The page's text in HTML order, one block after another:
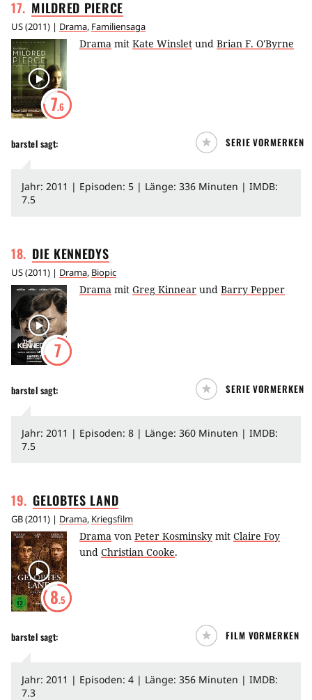
17. MILDRED PIERCE
US(2011) | Drama, Familiensaga
7.6
Drama mit Kate Winslet und Brian F. O'Byrne
barstel sagt: SERIE VORMERKEN
Jahr: 2011 | Episoden: 5 | Länge: 336 Minuten | IMDB:
7.5
18. DIE KENNEDYS
US(2011) | Drama, Biopic
7
Drama mit Greg Kinnear und Barry Pepper
barstel sagt: SERIE VORMERKEN
Jahr: 2011 | Episoden: 8 | Länge: 360 Minuten | IMDB:
7.5
19. GELOBTES LAND
GB(2011) | Drama, Kriegsfilm
8.5
Drama von Peter Kosminsky mit Claire Foy
und Christian Cooke.
barstel sagt: FILM VORMERKEN
Jahr: 2011 | Episoden: 4 | Länge: 356 Minuten | IMDB:
7.3